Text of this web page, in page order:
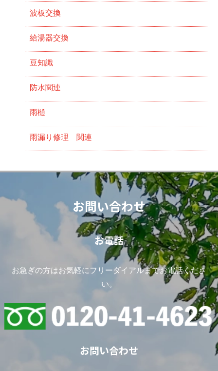
波板交換
給湯器交換
豆知識
防水関連
雨樋
雨漏り修理 関連
お問い合わせ
お電話
お急ぎの方はお気軽にフリーダイアルまでお電話くださ
い。
お問い合わせ